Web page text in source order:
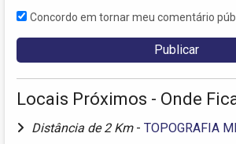
Concordo em tornar meu comentário
Locais Próximos - Onde
Distância de 2 Km - TOPOGRAFIA